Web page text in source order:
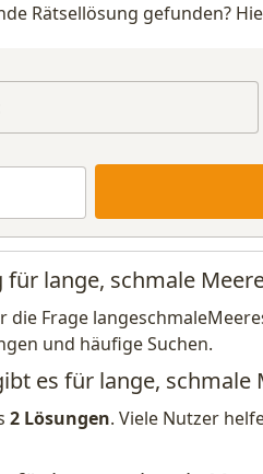
Rätsellösung gefunden?
lange, schmale
die Frage
und häufige Suchen.
es für lange, schmale
2 Lösungen. Viele Nutzer